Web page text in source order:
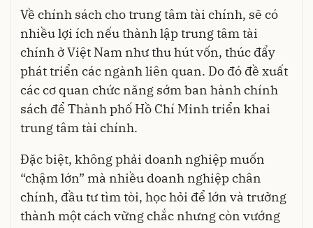
Về chính sách cho trung tâm tài chính, sẽ có
nhiều lợi ích nếu thành lập trung tâm tài
chính ở Việt Nam như thu hút vốn, thúc đẩy
phát triển các ngành liên quan. Do đó đề xuất
các cơ quan chức năng sớm ban hành chính
sách để Thành phố Hồ Chí Minh triển khai
trung tâm tài chính.
Đặc biệt, không phải doanh nghiệp muốn
“chậm lớn” mà nhiều doanh nghiệp chân
chính, đầu tư tìm tòi, học hỏi để lớn và trưởng
thành một cách vững chắc nhưng còn vướng